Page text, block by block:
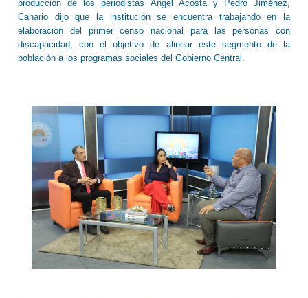
producción de los periodistas Ángel Acosta y Pedro Jiménez,
Canario dijo que la institución se encuentra trabajando en la
elaboración del primer censo nacional para las personas con
discapacidad, con el objetivo de alinear este segmento de la
población a los programas sociales del Gobierno Central.